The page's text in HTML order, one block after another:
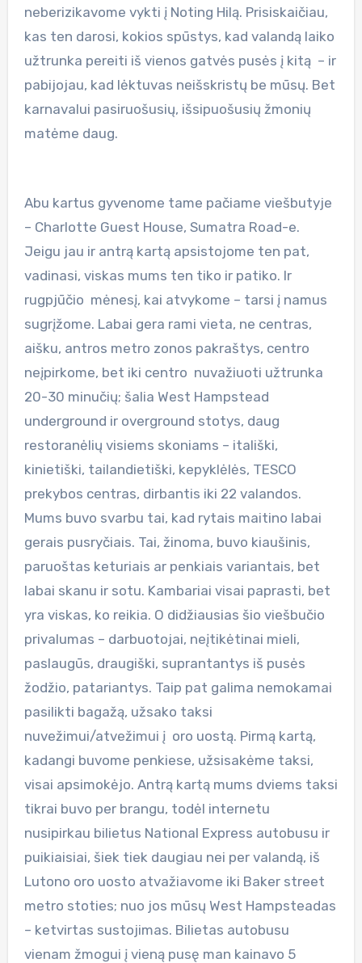
neberizikavome vykti į Noting Hilą. Prisiskaičiau,
kas ten darosi, kokios spūstys, kad valandą laiko
užtrunka pereiti iš vienos gatvės pusės į kitą – ir
pabijojau, kad lėktuvas neišskristų be mūsų. Bet
karnavalui pasiruošusių, išsipuošusių žmonių
matėme daug.
Abu kartus gyvenome tame pačiame viešbutyje
– Charlotte Guest House, Sumatra Road-e.
Jeigu jau ir antrą kartą apsistojome ten pat,
vadinasi, viskas mums ten tiko ir patiko. Ir
rugpjūčio mėnesį, kai atvykome – tarsi į namus
sugrįžome. Labai gera rami vieta, ne centras,
aišku, antros metro zonos pakraštys, centro
neįpirkome, bet iki centro nuvažiuoti užtrunka
20-30 minučių; šalia West Hampstead
underground ir overground stotys, daug
restoranėlių visiems skoniams – itališki,
kinietiški, tailandietiški, kepyklėlės, TESCO
prekybos centras, dirbantis iki 22 valandos.
Mums buvo svarbu tai, kad rytais maitino labai
gerais pusryčiais. Tai, žinoma, buvo kiaušinis,
paruoštas keturiais ar penkiais variantais, bet
labai skanu ir sotu. Kambariai visai paprasti, bet
yra viskas, ko reikia. O didžiausias šio viešbučio
privalumas – darbuotojai, neįtikėtinai mieli,
paslaugūs, draugiški, suprantantys iš pusės
žodžio, patariantys. Taip pat galima nemokamai
pasilikti bagažą, užsako taksi
nuvežimui/atvežimui į oro uostą. Pirmą kartą,
kadangi buvome penkiese, užsisakėme taksi,
visai apsimokėjo. Antrą kartą mums dviems taksi
tikrai buvo per brangu, todėl internetu
nusipirkau bilietus National Express autobusu ir
puikiaisiai, šiek tiek daugiau nei per valandą, iš
Lutono oro uosto atvažiavome iki Baker street
metro stoties; nuo jos mūsų West Hampsteadas
– ketvirtas sustojimas. Bilietas autobusu
vienam žmogui į vieną pusę man kainavo 5